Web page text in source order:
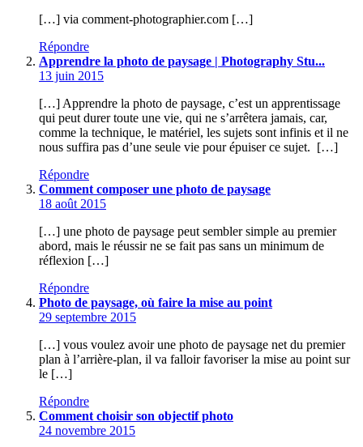
[…] via comment-photographier.com […]
Répondre
Apprendre la photo de paysage | Photography Stu...
13 juin 2015
[…] Apprendre la photo de paysage, c’est un apprentissage
qui peut durer toute une vie, qui ne s’arrêtera jamais, car,
comme la technique, le matériel, les sujets sont infinis et il ne
nous suffira pas d’une seule vie pour épuiser ce sujet. […]
Répondre
Comment composer une photo de paysage
18 août 2015
[…] une photo de paysage peut sembler simple au premier
abord, mais le réussir ne se fait pas sans un minimum de
réflexion […]
Répondre
Photo de paysage, où faire la mise au point
29 septembre 2015
[…] vous voulez avoir une photo de paysage net du premier
plan à l’arrière-plan, il va falloir favoriser la mise au point sur
le […]
Répondre
Comment choisir son objectif photo
24 novembre 2015